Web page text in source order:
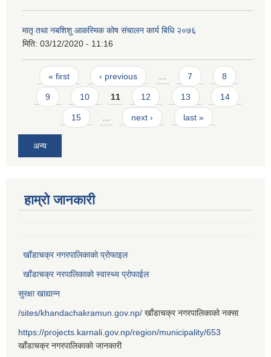
मातृ तथा नबशिशु आकस्मिक कोष संचालन कार्य बिधि २०७६
मिति: 03/12/2020 - 11:16
Pages
« first ‹ previous … 7 8
9 10 11 12 13 14
15 … next › last »
अन्य
हाम्राे जानकारी
खाँडाचक्र नगरपालिकाकाे प्राेफाइल
खाँडाचक्र नरपालिकाकाे स्वास्थ्य प्राेफाईल
सुरक्षा खाद्यान्न
/sites/khandachakramun.gov.np/ खाँडाचक्र नगरपालिकाको नक्सा
https://projects.karnali.gov.np/region/municipality/653
खाँडाचक्र नगरपालिकाकाे जानकारी